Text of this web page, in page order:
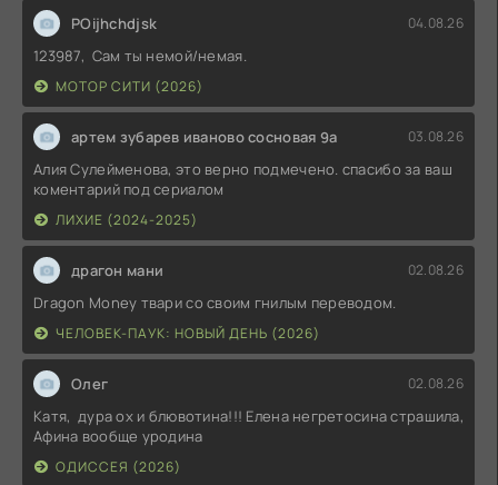
POijhchdjsk 04.08.26
123987, Сам ты немой/немая.
МОТОР СИТИ (2026)
артем зубарев иваново сосновая 9а 03.08.26
Алия Сулейменова, это верно подмечено. спасибо за ваш
коментарий под сериалом
ЛИХИЕ (2024-2025)
драгон мани 02.08.26
Dragon Money твари со своим гнилым переводом.
ЧЕЛОВЕК-ПАУК: НОВЫЙ ДЕНЬ (2026)
Олег 02.08.26
Катя, дура ох и блювотина!!! Елена негретосина страшила,
Афина вообще уродина
ОДИССЕЯ (2026)